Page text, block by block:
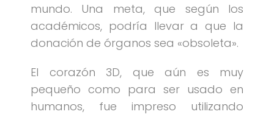
mundo. Una meta, que según los
académicos, podría llevar a que la
donación de órganos sea «obsoleta».
El corazón 3D, que aún es muy
pequeño como para ser usado en
humanos, fue impreso utilizando